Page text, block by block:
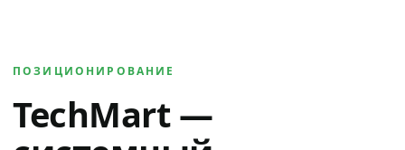
ПОЗИЦИОНИРОВАНИЕ
TechMart —